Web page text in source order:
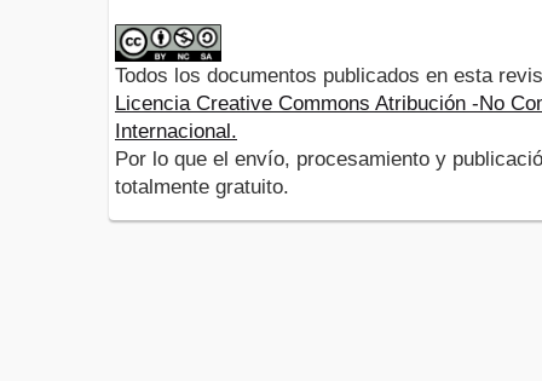
Todos los documentos publicados en esta
Licencia Creative Commons Atribución -No
Internacional.
Por lo que el envío, procesamiento y
totalmente gratuito.